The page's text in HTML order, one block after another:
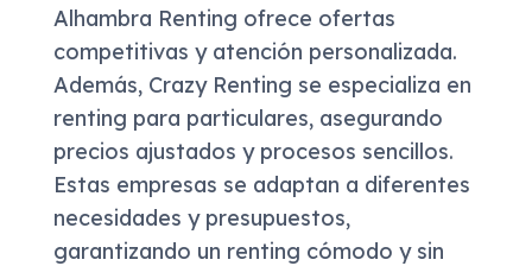
Alhambra Renting ofrece ofertas
competitivas y atención personalizada.
Además, Crazy Renting se especializa en
renting para particulares, asegurando
precios ajustados y procesos sencillos.
Estas empresas se adaptan a diferentes
necesidades y presupuestos,
garantizando un renting cómodo y sin